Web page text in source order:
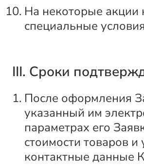
На некоторые акции
специальные
III. Сроки
После оформления
указанный им
параметрах его
стоимости товаров
контактные данные